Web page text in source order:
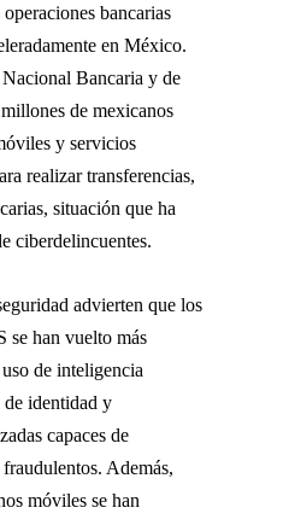
bancarias
en México.
Bancaria y de
de mexicanos
y servicios
realizar transferencias,
situación que ha
ciberdelincuentes.
advierten que los
se han vuelto más
de inteligencia
identidad y
capaces de
Además,
móviles se han